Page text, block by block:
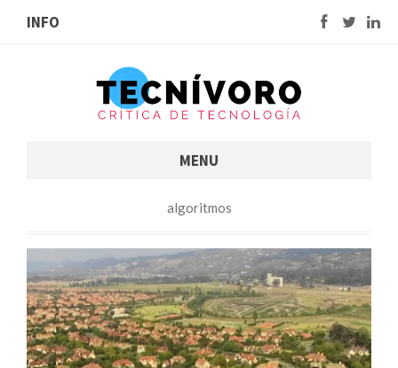
INFO
MENU
algoritmos